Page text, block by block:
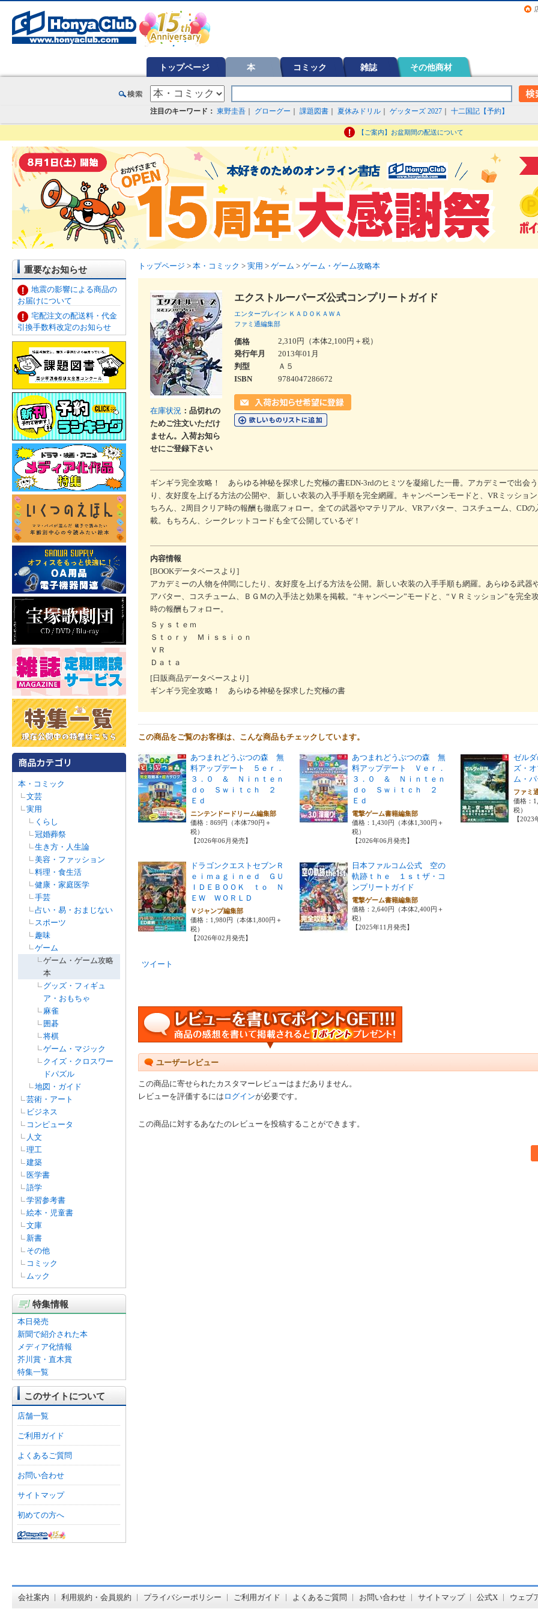
トップページ 本 コミック 雑誌 その他商材
注目のキーワード： 東野圭吾 グローグー 課題図書 夏休みドリル ゲッターズ 2027 十二国記【予約】
【ご案内】お盆期間の配送について
重要なお知らせ
地震の影響による商品の
お届けについて
宅配注文の配送料・代金
引換手数料改定のお知らせ
本・コミック
文芸
実用
くらし
冠婚葬祭
生き方・人生論
美容・ファッション
料理・食生活
健康・家庭医学
手芸
占い・易・おまじない
スポーツ
趣味
ゲーム
ゲーム・ゲーム攻略
本
グッズ・フィギュ
ア・おもちゃ
麻雀
囲碁
将棋
ゲーム・マジック
クイズ・クロスワー
ドパズル
地図・ガイド
芸術・アート
ビジネス
コンピュータ
人文
理工
建築
医学書
語学
学習参考書
絵本・児童書
文庫
新書
その他
コミック
ムック
特集情報
本日発売
新聞で紹介された本
メディア化情報
芥川賞・直木賞
特集一覧
このサイトについて
店舗一覧
ご利用ガイド
よくあるご質問
お問い合わせ
サイトマップ
初めての方へ
トップページ > 本・コミック > 実用 > ゲーム > ゲーム・ゲーム攻略本
在庫状況 ：品切れの
ためご注文いただけ
ません。入荷お知ら
せにご登録下さい
エクストルーパーズ公式コンプリートガイド
エンターブレイン ＫＡＤＯＫＡＷＡ
ファミ通編集部
価格
2,310円（本体2,100円＋税）
発行年月
2013年01月
判型
Ａ５
ISBN
9784047286672
ギンギラ完全攻略！ あらゆる神秘を探求した究極の書EDN-3rdのヒミツを凝縮した一冊。アカデミーで出会
り、友好度を上げる方法の公開や、 新しい衣装の入手手順を完全網羅。キャンペーンモードと、VRミッショ
ちろん、2周目クリア時の報酬も徹底フォロー。全ての武器やマテリアル、VRアバター、コスチューム、CDの
載。もちろん、シークレットコードも全て公開しているぞ！
内容情報
[BOOKデータベースより]
アカデミーの人物を仲間にしたり、友好度を上げる方法を公開。新しい衣装の入手手順も網羅。あらゆる武器
アバター、コスチューム、ＢＧＭの入手法と効果を掲載。“キャンペーン”モードと、“ＶＲミッション”を完全
時の報酬もフォロー。
Ｓｙｓｔｅｍ
Ｓｔｏｒｙ Ｍｉｓｓｉｏｎ
ＶＲ
Ｄａｔａ
[日販商品データベースより]
ギンギラ完全攻略！ あらゆる神秘を探求した究極の書
この商品をご覧のお客様は、こんな商品もチェックしています。
あつまれどうぶつの森 無
料アップデート ５ｅｒ．
３．０ ＆ Ｎｉｎｔｅｎ
ｄｏ Ｓｗｉｔｃｈ ２
Ｅｄ
ニンテンドードリーム編集部
価格：869円（本体790円＋
税）
【2026年06月発売】
あつまれどうぶつの森 無
料アップデート Ｖｅｒ．
３．０ ＆ Ｎｉｎｔｅｎ
ｄｏ Ｓｗｉｔｃｈ ２
Ｅｄ
電撃ゲーム書籍編集部
価格：1,430円（本体1,300円＋
税）
【2026年06月発売】
ゼル
ズ・
ム・
ファミ
価格：
税）
【2023
ドラゴンクエストセブンＲ
ｅｉｍａｇｉｎｅｄ ＧＵ
ＩＤＥＢＯＯＫ ｔｏ Ｎ
ＥＷ ＷＯＲＬＤ
Ｖジャンプ編集部
価格：1,980円（本体1,800円＋
税）
【2026年02月発売】
日本ファルコム公式 空の
軌跡ｔｈｅ １ｓｔザ・コ
ンプリートガイド
電撃ゲーム書籍編集部
価格：2,640円（本体2,400円＋
税）
【2025年11月発売】
ツイート
ユーザーレビュー
この商品に寄せられたカスタマーレビューはまだありません。
レビューを評価するには ログインが必要です。
この商品に対するあなたのレビューを投稿することができます。
会社案内 利用規約・会員規約 プライバシーポリシー ご利用ガイド よくあるご質問 お問い合わせ サイトマップ 公式X ウェブ